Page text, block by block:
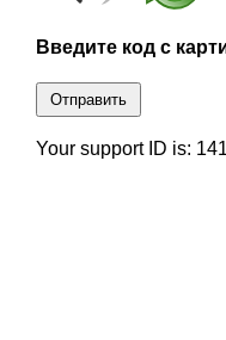
Введите код с
Отправить
Your support ID is: